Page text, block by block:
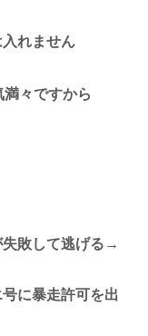
れません
々ですから
敗して逃げる→
に暴走許可を出